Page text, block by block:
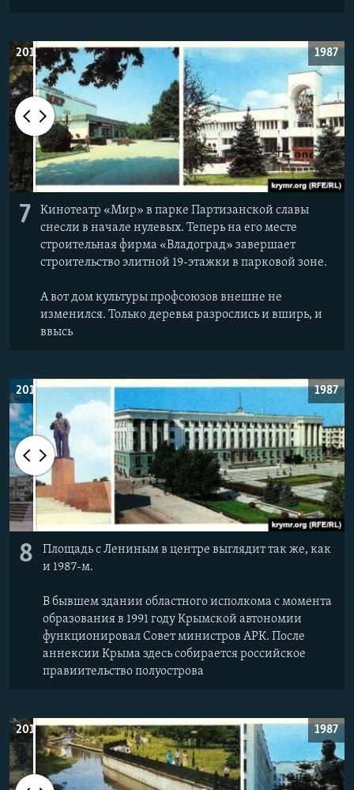
2019 1987
7
Кинотеатр «Мир» в парке Партизанской славы
снесли в начале нулевых. Теперь на его месте
строительная фирма «Владоград» завершает
строительство элитной 19-этажки в парковой зоне.
А вот дом культуры профсоюзов внешне не
изменился. Только деревья разрослись и вширь, и
ввысь
2019 1987
8
Площадь с Лениным в центре выглядит так же, как
и 1987-м.
В бывшем здании областного исполкома с момента
образования в 1991 году Крымской автономии
функционировал Совет министров АРК. После
аннексии Крыма здесь собирается российское
правиительство полуострова
2019 1987